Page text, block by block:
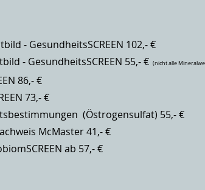
- GesundheitsSCREEN 102,-€
- GesundheitsSCREEN 55,- € (nicht alle
86,- €
73,- €
(Östrogensulfat) 55,- €
McMaster 41,- €
ab 57,- €